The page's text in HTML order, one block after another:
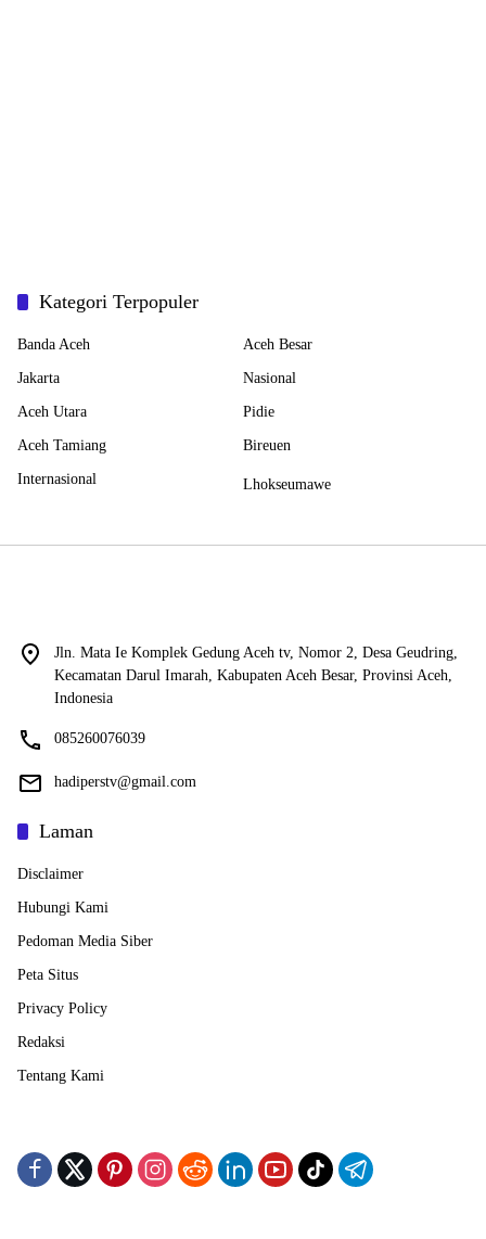
Kategori Terpopuler
Banda Aceh Aceh Besar
Jakarta Nasional
Aceh Utara Pidie
Aceh Tamiang Bireuen
Internasional Lhokseumawe
Jln. Mata Ie Komplek Gedung Aceh tv, Nomor 2, Desa Geudring,
Kecamatan Darul Imarah, Kabupaten Aceh Besar, Provinsi Aceh,
Indonesia
085260076039
hadiperstv@gmail.com
Laman
Disclaimer
Hubungi Kami
Pedoman Media Siber
Peta Situs
Privacy Policy
Redaksi
Tentang Kami